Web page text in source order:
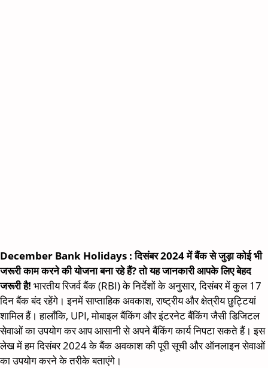
December Bank Holidays : दिसंबर 2024 में बैंक से जुड़ा कोई भी
जरूरी काम करने की योजना बना रहे हैं? तो यह जानकारी आपके लिए बेहद
जरूरी है! भारतीय रिजर्व बैंक (RBI) के निर्देशों के अनुसार, दिसंबर में कुल 17
दिन बैंक बंद रहेंगे। इनमें साप्ताहिक अवकाश, राष्ट्रीय और क्षेत्रीय छुट्टियां
शामिल हैं। हालाँकि, UPI, मोबाइल बैंकिंग और इंटरनेट बैंकिंग जैसी डिजिटल
सेवाओं का उपयोग कर आप आसानी से अपने बैंकिंग कार्य निपटा सकते हैं। इस
लेख में हम दिसंबर 2024 के बैंक अवकाश की पूरी सूची और ऑनलाइन सेवाओं
का उपयोग करने के तरीके बताएंगे।